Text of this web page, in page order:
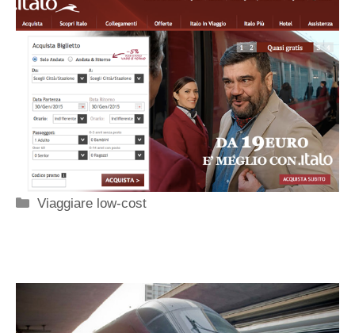
Categorie
Viaggiare low-cost